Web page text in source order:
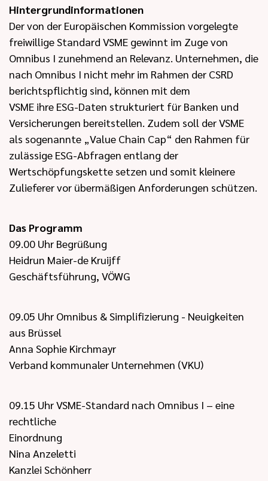
Hintergrundinformationen
Der von der Europäischen Kommission vorgelegte
freiwillige Standard VSME gewinnt im Zuge von
Omnibus I zunehmend an Relevanz. Unternehmen, die
nach Omnibus I nicht mehr im Rahmen der CSRD
berichtspflichtig sind, können mit dem
VSME ihre ESG-Daten strukturiert für Banken und
Versicherungen bereitstellen. Zudem soll der VSME
als sogenannte „Value Chain Cap“ den Rahmen für
zulässige ESG-Abfragen entlang der
Wertschöpfungskette setzen und somit kleinere
Zulieferer vor übermäßigen Anforderungen schützen.
Das Programm
09.00 Uhr Begrüßung
Heidrun Maier-de Kruijff
Geschäftsführung, VÖWG
09.05 Uhr Omnibus & Simplifizierung - Neuigkeiten
aus Brüssel
Anna Sophie Kirchmayr
Verband kommunaler Unternehmen (VKU)
09.15 Uhr VSME-Standard nach Omnibus I – eine
rechtliche
Einordnung
Nina Anzeletti
Kanzlei Schönherr